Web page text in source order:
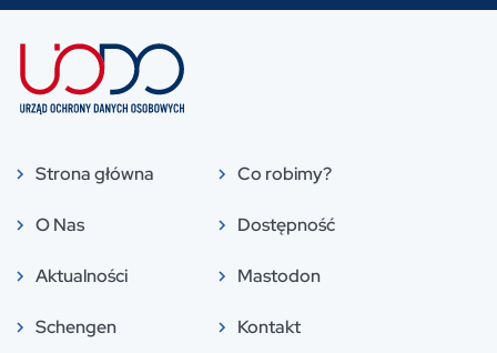
Strona główna
O Nas
Aktualności
Schengen
Co robimy?
Dostępność
Mastodon
Kontakt